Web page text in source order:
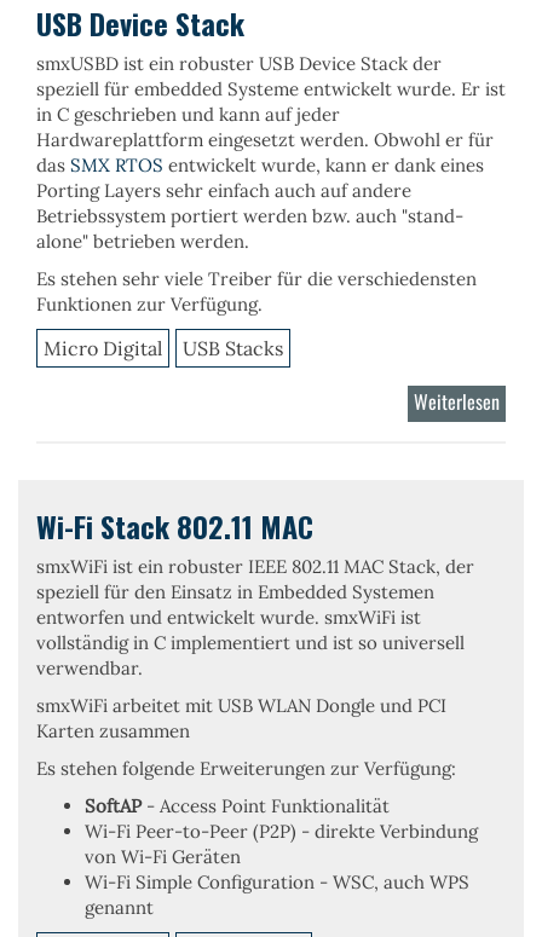
USB Device Stack
smxUSBD ist ein robuster USB Device Stack der
speziell für embedded Systeme entwickelt wurde. Er ist
in C geschrieben und kann auf jeder
Hardwareplattform eingesetzt werden. Obwohl er für
das SMX RTOS entwickelt wurde, kann er dank eines
Porting Layers sehr einfach auch auf andere
Betriebssystem portiert werden bzw. auch "stand-
alone" betrieben werden.
Es stehen sehr viele Treiber für die verschiedensten
Funktionen zur Verfügung.
Micro Digital USB Stacks
Weiterlesen
USB
Wi-Fi Stack 802.11 MAC
smxWiFi ist ein robuster IEEE 802.11 MAC Stack, der
speziell für den Einsatz in Embedded Systemen
entworfen und entwickelt wurde. smxWiFi ist
vollständig in C implementiert und ist so universell
verwendbar.
smxWiFi arbeitet mit USB WLAN Dongle und PCI
Karten zusammen
Es stehen folgende Erweiterungen zur Verfügung:
SoftAP- Access Point Funktionalität
Wi-Fi Peer-to-Peer (P2P) - direkte Verbindung
von Wi-Fi Geräten
Wi-Fi Simple Configuration - WSC, auch WPS
genannt